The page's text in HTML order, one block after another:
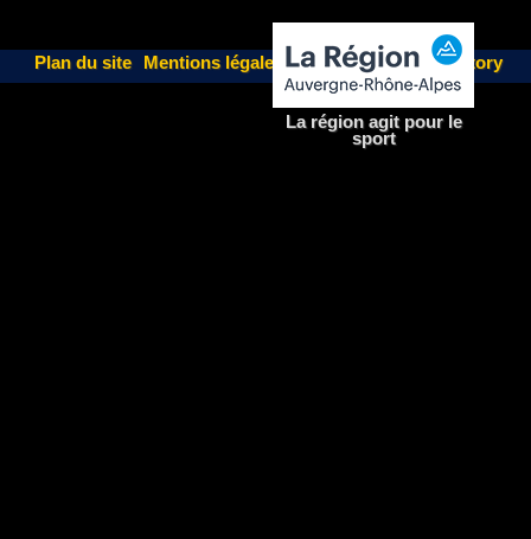
Plan du site Mentions légales | Un site Fairweb Factory
La région agit pour le
sport